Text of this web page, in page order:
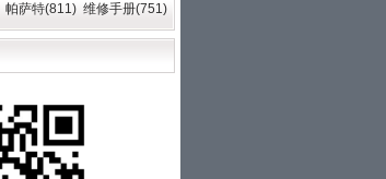
帕萨特(811) 维修手册(751)